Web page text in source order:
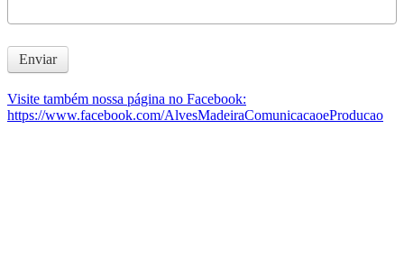
Enviar
Visite também nossa página no Facebook:
https://www.facebook.com/AlvesMadeiraComunicacaoeProducao